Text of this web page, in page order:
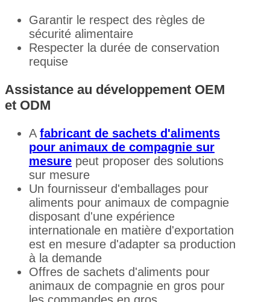
Garantir le respect des règles de
sécurité alimentaire
Respecter la durée de conservation
requise
Assistance au développement OEM
et ODM
A fabricant de sachets d'aliments
pour animaux de compagnie sur
mesure peut proposer des solutions
sur mesure
Un fournisseur d'emballages pour
aliments pour animaux de compagnie
disposant d'une expérience
internationale en matière d'exportation
est en mesure d'adapter sa production
à la demande
Offres de sachets d'aliments pour
animaux de compagnie en gros pour